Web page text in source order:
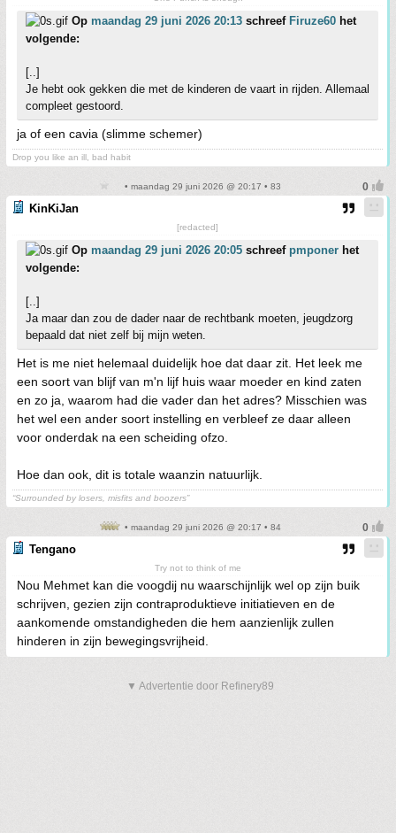
Op maandag 29 juni 2026 20:13 schreef Firuze60 het
volgende:
[..]
Je hebt ook gekken die met de kinderen de vaart in rijden. Allemaal
compleet gestoord.
ja of een cavia (slimme schemer)
Drop you like an ill, bad habit
• maandag 29 juni 2026 @ 20:17 • 83
KinKiJan
[redacted]
Op maandag 29 juni 2026 20:05 schreef pmponer het
volgende:
[..]
Ja maar dan zou de dader naar de rechtbank moeten, jeugdzorg
bepaald dat niet zelf bij mijn weten.
Het is me niet helemaal duidelijk hoe dat daar zit. Het leek me
een soort van blijf van m'n lijf huis waar moeder en kind zaten
en zo ja, waarom had die vader dan het adres? Misschien was
het wel een ander soort instelling en verbleef ze daar alleen
voor onderdak na een scheiding ofzo.
Hoe dan ook, dit is totale waanzin natuurlijk.
“Surrounded by losers, misfits and boozers”
• maandag 29 juni 2026 @ 20:17 • 84
Tengano
Try not to think of me
Nou Mehmet kan die voogdij nu waarschijnlijk wel op zijn buik
schrijven, gezien zijn contraproduktieve initiatieven en de
aankomende omstandigheden die hem aanzienlijk zullen
hinderen in zijn bewegingsvrijheid.
▼ Advertentie door Refinery89